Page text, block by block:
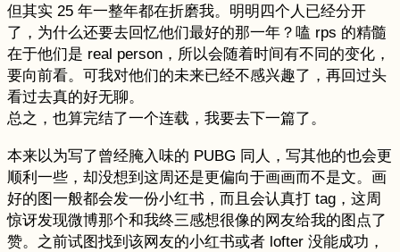
但其实 25 年一整年都在折磨我。明明四个人已经分开
了，为什么还要去回忆他们最好的那一年？嗑 rps 的精髓
在于他们是 real person，所以会随着时间有不同的变化，
要向前看。可我对他们的未来已经不感兴趣了，再回过头
看过去真的好无聊。
总之，也算完结了一个连载，我要去下一篇了。
本来以为写了曾经腌入味的 PUBG 同人，写其他的也会更
顺利一些，却没想到这周还是更偏向于画画而不是文。画
好的图一般都会发一份小红书，而且会认真打 tag，这周
惊讶发现微博那个和我终三感想很像的网友给我的图点了
赞。之前试图找到该网友的小红书或者 lofter 没能成功，